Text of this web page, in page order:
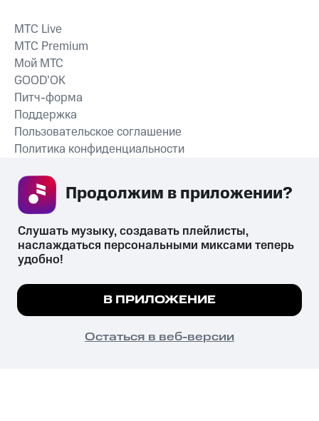
СКАЧАТЬ ПРИЛОЖЕНИЕ
MTС Live
MTС Premium
Мой МТС
GOOD’OK
Питч-форма
Поддержка
Пользовательское соглашение
Политика конфиденциальности
психотропных веществ, их аналогов причиняет вред здоровью,
их незаконный оборот запрещён и влечёт установленную
законодательством ответственность.
© 2026 ООО «КИОН».
Все права защищены
Мы используем куки, чтобы на сайте все
Подробнее
ПОНЯТНО
Слушать музыку, создавать плейлисты,
наслаждаться персональными миксами теперь
удобно!
В ПРИЛОЖЕНИЕ
Остаться в веб-версии